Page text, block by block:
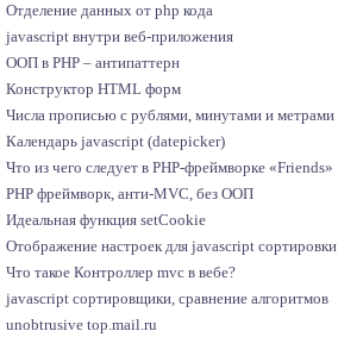
Отделение данных от php кода
javascript внутри веб-приложения
ООП в PHP – антипаттерн
Конструктор HTML форм
Числа прописью с рублями, минутами и метрами
Календарь javascript (datepicker)
Что из чего следует в PHP-фреймворке «Friends»
PHP фреймворк, анти-MVC, без ООП
Идеальная функция setCookie
Отображение настроек для javascript сортировки
Что такое Контроллер mvc в вебе?
javascript сортировщики, сравнение алгоритмов
unobtrusive top.mail.ru